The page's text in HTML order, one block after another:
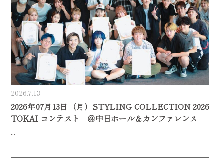
2026.7.13
2026年07月13日（月）STYLING COLLECTION 2026
TOKAI コンテスト ＠中日ホール＆カンファレンス
...